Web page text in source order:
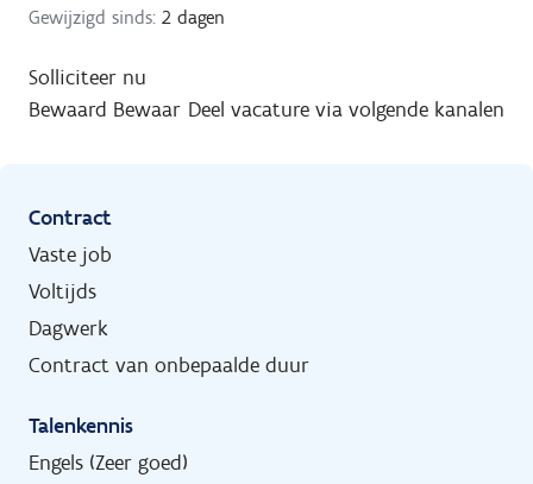
Gewijzigd sinds: 2 dagen
Solliciteer nu
Bewaard Bewaar Deel vacature via volgende kanalen
Contract
Vaste job
Voltijds
Dagwerk
Contract van onbepaalde duur
Talenkennis
Engels (Zeer goed)